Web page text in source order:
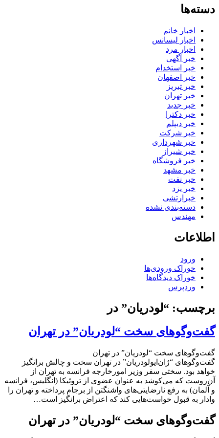
دسته‌ها
اخبار خانم
اخبار لیسانس
اخبار مرد
خبر آگهی
خبر استخدام
خبر اصفهان
خبر تبریز
خبر تهران
خبر جدید
خبر دکترا
خبر دیپلم
خبر شرکت
خبر شهرداری
خبر شیراز
خبر فروشگاه
خبر مشهد
خبر نفت
خبر یزد
خبرارتشی
دسته‌بندی نشده
مهندس
اطلاعات
ورود
خوراک ورودی‌ها
خوراک دیدگاه‌ها
وردپرس
برچسب: “لودریان” در
گفت‌وگوهای سخت “لودریان” در تهران
گفت‌وگوهای سخت “لودریان” در تهران
گفت‌و‌گوهای “ژان‌ایو‌لودریان” در تهران سخت و چالش برانگیز
خواهد بود. سختی سفر وزیر امور‌خارجه فرانسه به تهران از
آن‌روست که می‌کوشد به عنوان عضوی از تروئیکا (انگلیس، فرانسه
و آلمان) به رفع نارضایتی‌های واشنگتن از برجام پرداخته و تهران را
وادار به قبول خواست‌هایی کند که اعتراض برانگیز است…
گفت‌وگوهای سخت “لودریان” در تهران